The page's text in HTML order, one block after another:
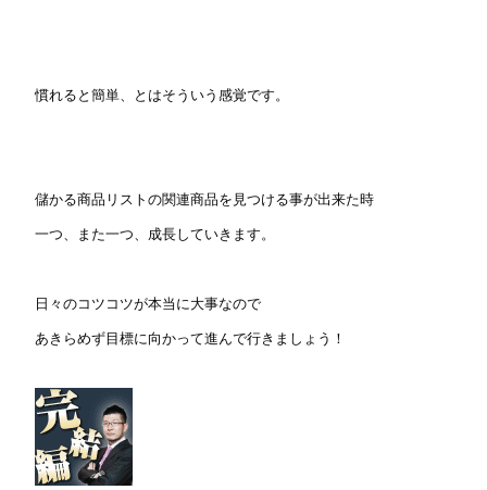
慣れると簡単、とはそういう感覚です。
儲かる商品リストの関連商品を見つける事が出来た時
一つ、また一つ、成長していきます。
日々のコツコツが本当に大事なので
あきらめず目標に向かって進んで行きましょう！